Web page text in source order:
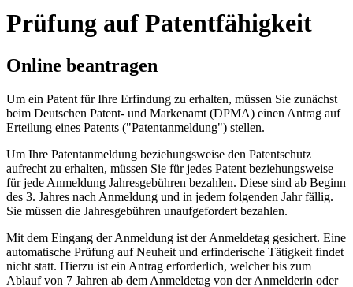
Prüfung auf Patentfähigkeit
Online beantragen
Um ein Patent für Ihre Erfindung zu erhalten, müssen Sie zunächst
beim Deutschen Patent- und Markenamt (DPMA) einen Antrag auf
Erteilung eines Patents ("Patentanmeldung") stellen.
Um Ihre Patentanmeldung beziehungsweise den Patentschutz
aufrecht zu erhalten, müssen Sie für jedes Patent beziehungsweise
für jede Anmeldung Jahresgebühren bezahlen. Diese sind ab Beginn
des 3. Jahres nach Anmeldung und in jedem folgenden Jahr fällig.
Sie müssen die Jahresgebühren unaufgefordert bezahlen.
Mit dem Eingang der Anmeldung ist der Anmeldetag gesichert. Eine
automatische Prüfung auf Neuheit und erfinderische Tätigkeit findet
nicht statt. Hierzu ist ein Antrag erforderlich, welcher bis zum
Ablauf von 7 Jahren ab dem Anmeldetag von der Anmelderin oder